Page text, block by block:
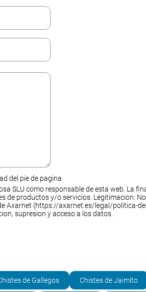
del pie de pagina
SLU como responsable de esta web. La
de productos y/o servicios. Legitimacion:
Axarnet (https://axarnet.es/legal/politica-
supresion y acceso a los datos.
de Gallegos Chistes de Jaimito